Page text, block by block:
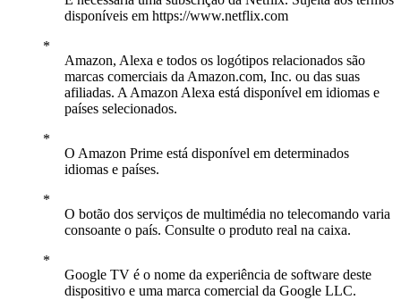
disponíveis em https://www.netflix.com
Amazon, Alexa e todos os logótipos relacionados são
marcas comerciais da Amazon.com, Inc. ou das suas
afiliadas. A Amazon Alexa está disponível em idiomas e
países selecionados.
O Amazon Prime está disponível em determinados
idiomas e países.
O botão dos serviços de multimédia no telecomando varia
consoante o país. Consulte o produto real na caixa.
Google TV é o nome da experiência de software deste
dispositivo e uma marca comercial da Google LLC.